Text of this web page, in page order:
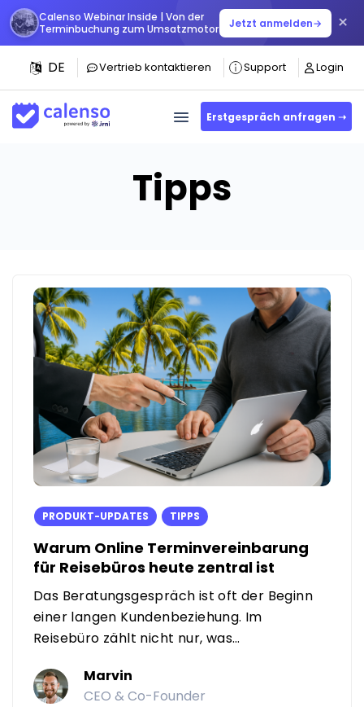
Calenso Webinar Inside | Von der
Terminbuchung zum Umsatzmotor
Jetzt anmelden→ ×
DE Vertrieb kontaktieren Support Login
Erstgespräch anfragen ➝
Tipps
PRODUKT-UPDATES TIPPS
Warum Online Terminvereinbarung
für Reisebüros heute zentral ist
Das Beratungsgespräch ist oft der Beginn
einer langen Kundenbeziehung. Im
Reisebüro zählt nicht nur, was…
Marvin
CEO & Co-Founder